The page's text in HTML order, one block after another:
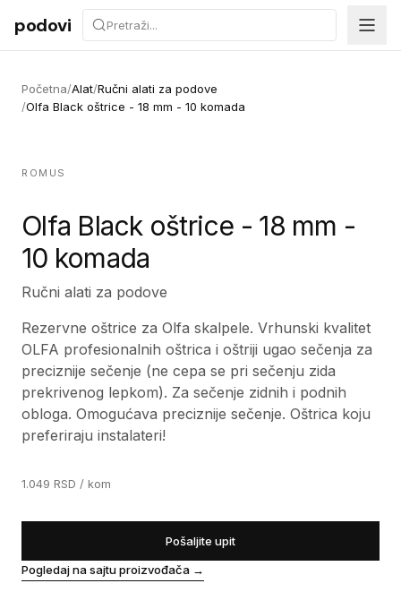
Preskoči na sadržaj
podovi
Početna/Alat/Ručni alati za podove
/Olfa Black oštrice - 18 mm - 10 komada
ROMUS
Olfa Black oštrice - 18 mm -
10 komada
Ručni alati za podove
Rezervne oštrice za Olfa skalpele. Vrhunski kvalitet
OLFA profesionalnih oštrica i oštriji ugao sečenja za
preciznije sečenje (ne cepa se pri sečenju zida
prekrivenog lepkom). Za sečenje zidnih i podnih
obloga. Omogućava preciznije sečenje. Oštrica koju
preferiraju instalateri!
1.049 RSD / kom
Pošaljite upit
Pogledaj na sajtu proizvođača →